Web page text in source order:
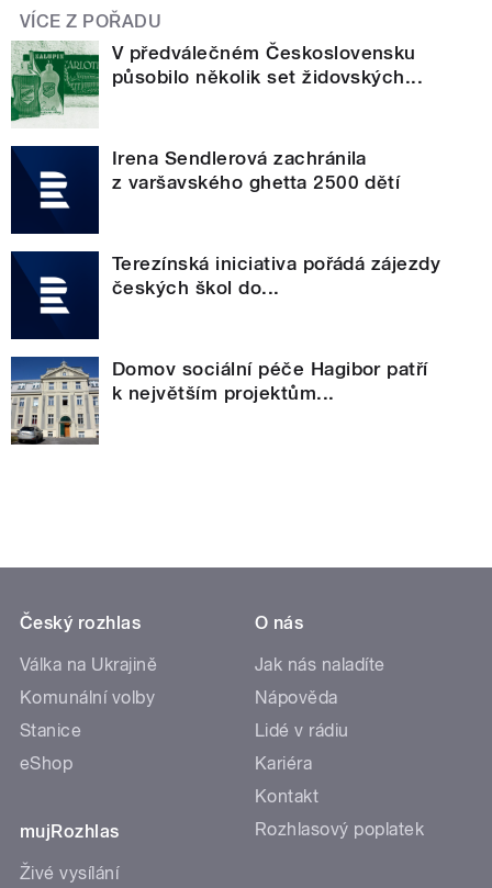
VÍCE Z POŘADU
V předválečném Československu
působilo několik set židovských...
Irena Sendlerová zachránila
z varšavského ghetta 2500 dětí
Terezínská iniciativa pořádá zájezdy
českých škol do...
Domov sociální péče Hagibor patří
k největším projektům...
Český rozhlas
Válka na Ukrajině
Komunální volby
Stanice
eShop
mujRozhlas
Živé vysílání
O nás
Jak nás naladíte
Nápověda
Lidé v rádiu
Kariéra
Kontakt
Rozhlasový poplatek